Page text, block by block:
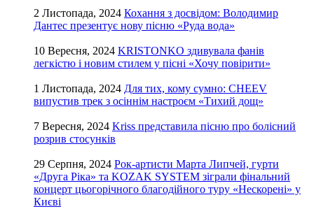
2 Листопада, 2024 Кохання з досвідом: Володимир
Дантес презентує нову пісню «Руда вода»
10 Вересня, 2024 KRISTONKO здивувала фанів
легкістю і новим стилем у пісні «Хочу повірити»
1 Листопада, 2024 Для тих, кому сумно: CHEEV
випустив трек з осіннім настроєм «Тихий дощ»
7 Вересня, 2024 Kriss представила пісню про болісний
розрив стосунків
29 Серпня, 2024 Рок-артисти Марта Липчей, гурти
«Друга Ріка» та KOZAK SYSTEM зіграли фінальний
концерт цьогорічного благодійного туру «Нескорені» у
Києві